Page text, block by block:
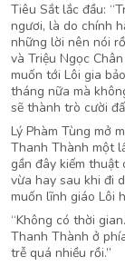
Tiêu Sắt lắc đầu:
ngươi, là do chính
những lời nên nói
và Triệu Ngọc
muốn tới Lôi gia
tháng nữa mà
sẽ thành trò cười
Lý Phàm Tùng mở
Thanh Thành một
gần đây kiếm thuật
vừa hay sau khi đi
muốn lĩnh giáo Lôi
“Không có thời
Thanh Thành ở
trễ quá nhiều rồi.”